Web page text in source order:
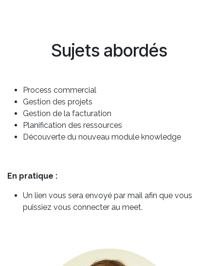
Sujets abordés
Process commercial
Gestion des projets
Gestion de la facturation
Planification des ressources
Découverte du nouveau module knowledge
En pratique :
Un lien vous sera envoyé par mail afin que vous
puissiez vous connecter au meet.